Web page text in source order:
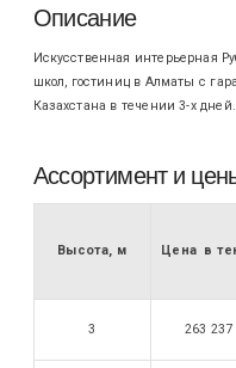
Описание
Искусственная интерьерная
школ, гостиниц в Алматы с
Казахстана в течении 3-х дней.
Ассортимент и
Высота, м Цена в
3 263 237